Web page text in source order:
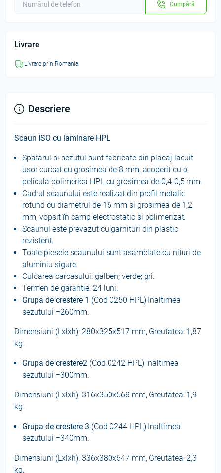
Cumpără
Livrare
Livrare prin Romania
Descriere
Scaun ISO cu laminare HPL
Spatarul si sezutul sunt fabricate din placaj lacuit
usor curbat cu grosimea de 8 mm, acoperit cu o
pelicula polimerica HPL cu grosimea de 0,4-0,5 mm.
Cadrul scaunului este realizat din profil metalic
rotund cu diametrul de 16 mm si grosimea de 1,2
mm, vopsit în camp electrostatic si polimerizat.
Scaunul este prevazut cu garnituri din plastic
rezistent.
Toate piesele scaunului sunt asamblate cu nituri de
aluminiu sigure.
Culoarea carcasului: galben; verde; gri.
Termen de garantie: 24 luni.
Grupa de crestere 1 (Cod 0250 HPL) Inaltimea
sezutului =260mm.
Dimensiuni (Lxlxh): 280х325х517 mm, Greutatea: 1,87
kg.
Grupa de crestere2 (Cod 0242 HPL) Inaltimea
sezutului =300mm.
Dimensiuni (Lxlxh): 316х350х568 mm, Greutatea: 1,9
kg.
Grupa de crestere 3 (Cod 0244 HPL) Inaltimea
sezutului =340mm.
Dimensiuni (Lxlxh): 336х380х647 mm, Greutatea: 2,3
kg.